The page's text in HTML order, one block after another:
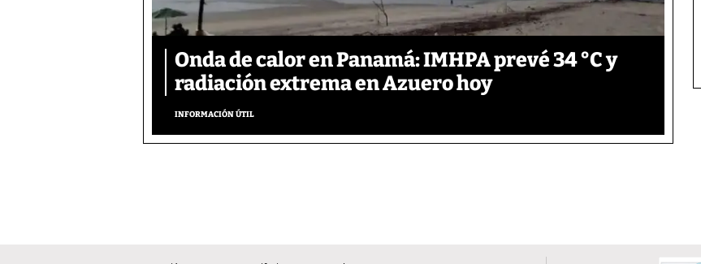
Onda de calor en Panamá: IMHPA prevé 34 °C y
radiación extrema en Azuero hoy
INFORMACIÓN ÚTIL